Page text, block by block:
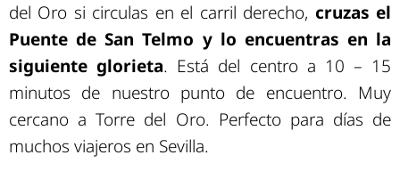
del Oro si circulas en el carril derecho, cruzas el
Puente de San Telmo y lo encuentras en la
siguiente glorieta. Está del centro a 10 – 15
minutos de nuestro punto de encuentro. Muy
cercano a Torre del Oro. Perfecto para días de
muchos viajeros en Sevilla.